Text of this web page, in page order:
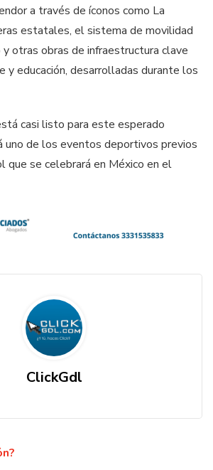
a través de íconos como La
estatales, el sistema de movilidad
y otras obras de infraestructura clave
y educación, desarrolladas durante los
casi listo para este esperado
uno de los eventos deportivos previos
que se celebrará en México en el
ClickGdl